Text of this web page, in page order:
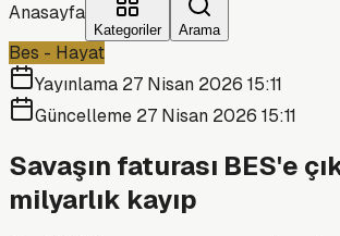
Anasayfa
Kategoriler Arama
Bes - Hayat
Yayınlama 27 Nisan 2026 15:11
Güncelleme 27 Nisan 2026 15:11
Savaşın faturası BES'e
milyarlık kayıp